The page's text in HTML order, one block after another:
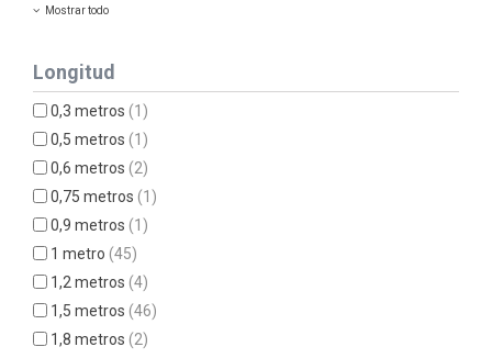
Mostrar todo
Longitud
0,3 metros(1)
0,5 metros(1)
0,6 metros(2)
0,75 metros(1)
0,9 metros(1)
1 metro(45)
1,2 metros(4)
1,5 metros(46)
1,8 metros(2)